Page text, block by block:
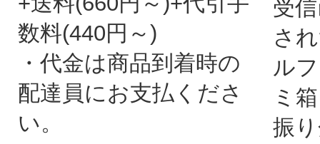
数料(440円～)
・代金は商品到着時の
配達員にお支払くださ
い。
受
さ
ル
ミ
振